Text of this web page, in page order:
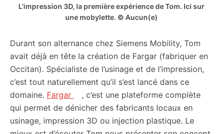
L’impression 3D, la première expérience de Tom. Ici sur
une mobylette. © Aucun(e)
Durant son alternance chez Siemens Mobility, Tom
avait déjà en tête la création de Fargar (fabriquer en
Occitan). Spécialiste de l’usinage et de l’impression,
c’est tout naturellement qu’il s’est lancé dans ce
domaine. Fargar
, c’est une plateforme complète
qui permet de dénicher des fabricants locaux en
usinage, impression 3D ou injection plastique. Le